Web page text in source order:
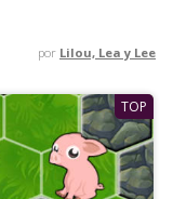
por Lilou, Lea y Lee
TOP